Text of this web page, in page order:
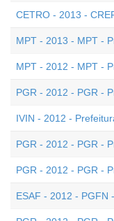
CETRO - 2013 -
MPT - 2013 - MPT -
MPT - 2012 - MPT -
PGR - 2012 - PGR -
IVIN - 2012 -
PGR - 2012 - PGR -
PGR - 2012 - PGR -
ESAF - 2012 - PGFN